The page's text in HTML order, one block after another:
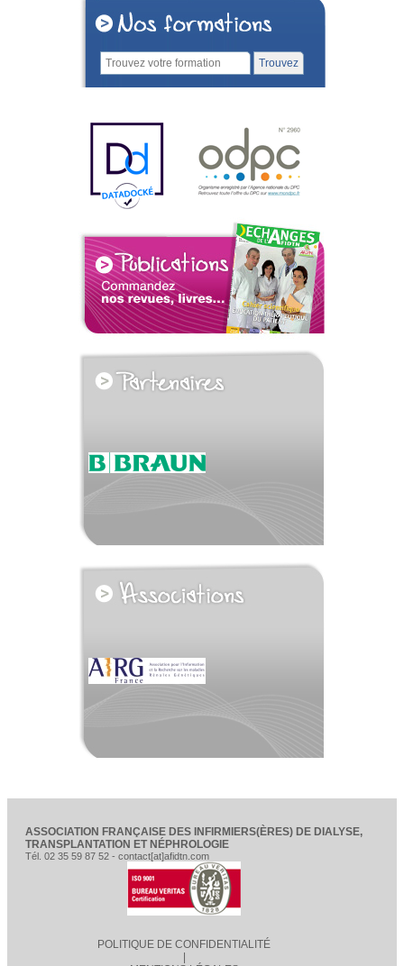
voir tous les partenaires
ASSOCIATION FRANÇAISE DES INFIRMIERS(ÈRES) DE DIALYSE,
TRANSPLANTATION ET NÉPHROLOGIE
Tél. 02 35 59 87 52 - contact[at]afidtn.com
POLITIQUE DE CONFIDENTIALITÉ